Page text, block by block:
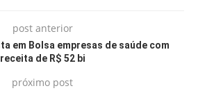
post anterior
em Bolsa empresas de saúde com
receita de R$ 52 bi
próximo post